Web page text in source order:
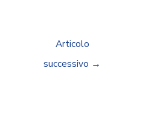
Articolo
successivo →